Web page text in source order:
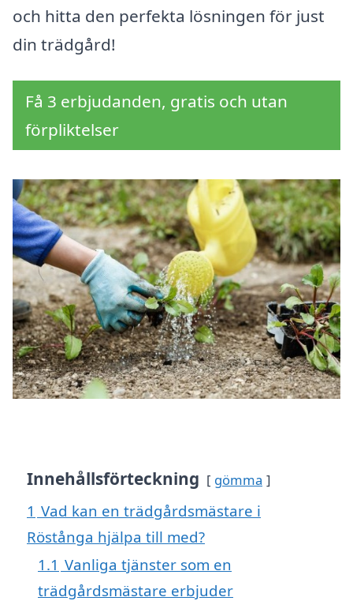
och hitta den perfekta lösningen för just
din trädgård!
Få 3 erbjudanden, gratis och utan
förpliktelser
Innehållsförteckning gömma
1 Vad kan en trädgårdsmästare i
Röstånga hjälpa till med?
1.1 Vanliga tjänster som en
trädgårdsmästare erbjuder